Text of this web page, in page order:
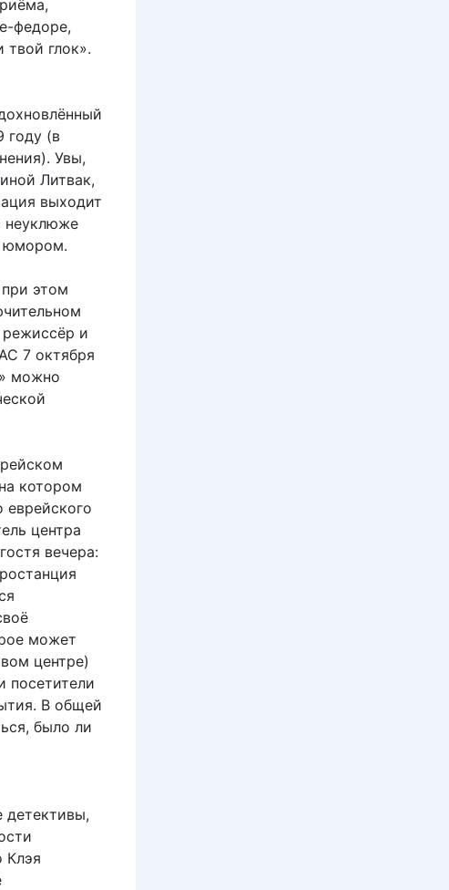
федоре,
глок».
году (в
Увы,
Литвак,
выходит
неуклюже
юмором.
этом
и
7 октября
можно
котором
еврейского
центра
вечера:
может
центре)
посетители
В общей
было ли
детективы,
Клэя